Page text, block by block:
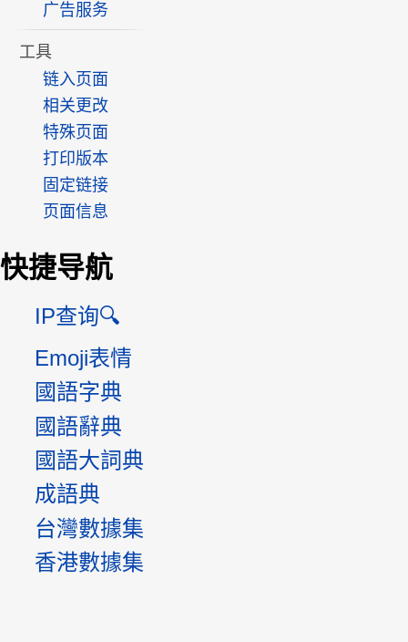
广告服务
工具
链入页面
相关更改
特殊页面
打印版本
固定链接
页面信息
快捷导航
IP查询🔍
Emoji表情
國語字典
國語辭典
國語大詞典
成語典
台灣數據集
香港數據集